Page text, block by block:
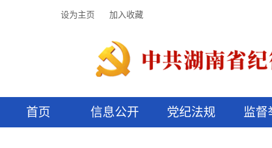
设为主页 加入收藏
首页 信息公开 党纪法规 监督